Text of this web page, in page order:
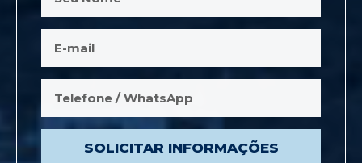
SOLICITAR INFORMAÇÕES